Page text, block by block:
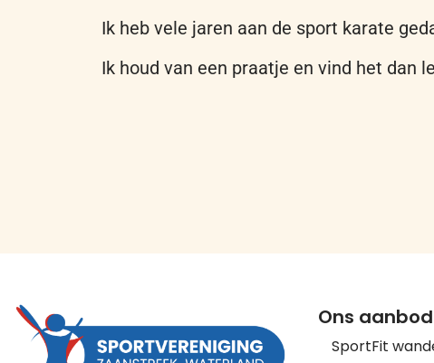
Ik heb vele jaren aan de sport karate
Ik houd van een praatje en vind het dan
Ons aanbod
SportFit